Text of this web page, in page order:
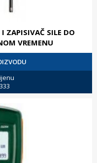
ZAPISIVAČ SILE DO
VREMENU